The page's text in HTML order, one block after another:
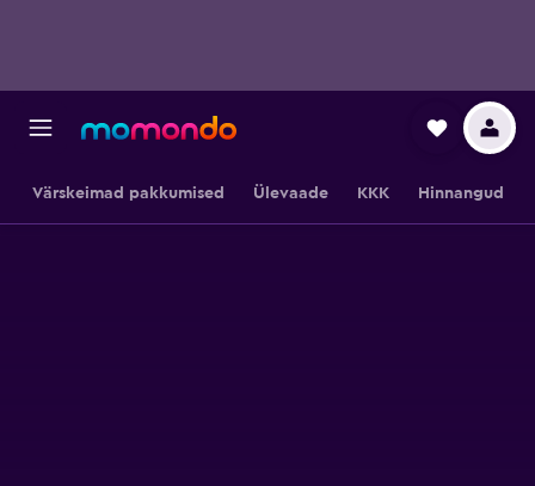
Värskeimad pakkumised Ülevaade KKK Hinnangud